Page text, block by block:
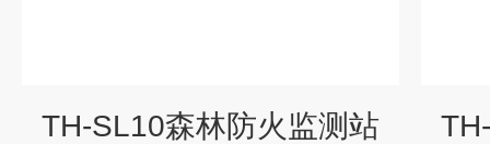
TH-SL10森林防火监测站